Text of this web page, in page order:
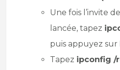
Une fois l’invite
lancée, tapez
puis appuyez sur
Tapez ipconfig /